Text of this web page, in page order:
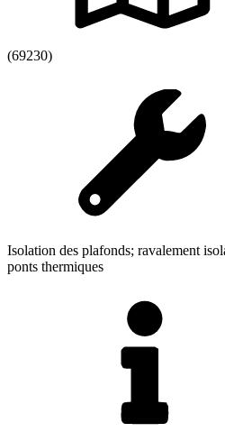
(69230)
Isolation des plafonds; ravalement
ponts thermiques